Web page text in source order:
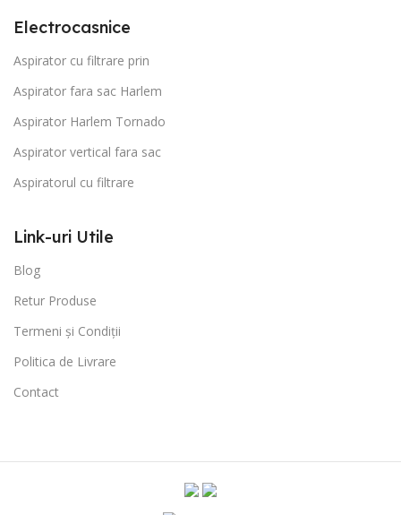
Electrocasnice
Aspirator cu filtrare prin
Aspirator fara sac Harlem
Aspirator Harlem Tornado
Aspirator vertical fara sac
Aspiratorul cu filtrare
Link-uri Utile
Blog
Retur Produse
Termeni și Condiții
Politica de Livrare
Contact